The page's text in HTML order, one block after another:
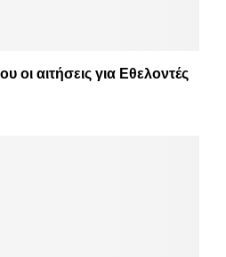
οι αιτήσεις για Εθελοντές